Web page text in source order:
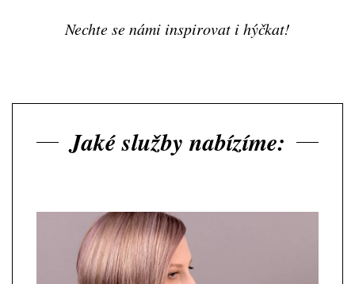
Nechte se námi inspirovat i hýčkat!
Jaké služby nabízíme: